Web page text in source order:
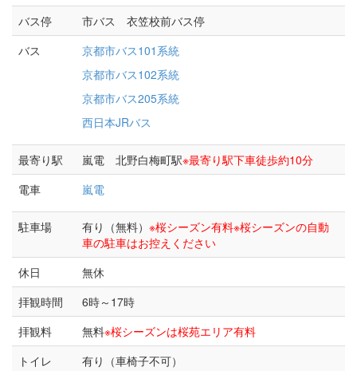
バス停
市バス 衣笠校前バス停
バス
京都市バス101系統
京都市バス102系統
京都市バス205系統
西日本JRバス
最寄り駅 嵐電 北野白梅町駅※最寄り駅下車徒歩約10分
電車
嵐電
駐車場 有り（無料） ※桜シーズン有料※桜シーズンの自動
車の駐車はお控えください
休日
無休
拝観時間
6時～17時
拝観料
無料※桜シーズンは桜苑エリア有料
トイレ
有り（車椅子不可）